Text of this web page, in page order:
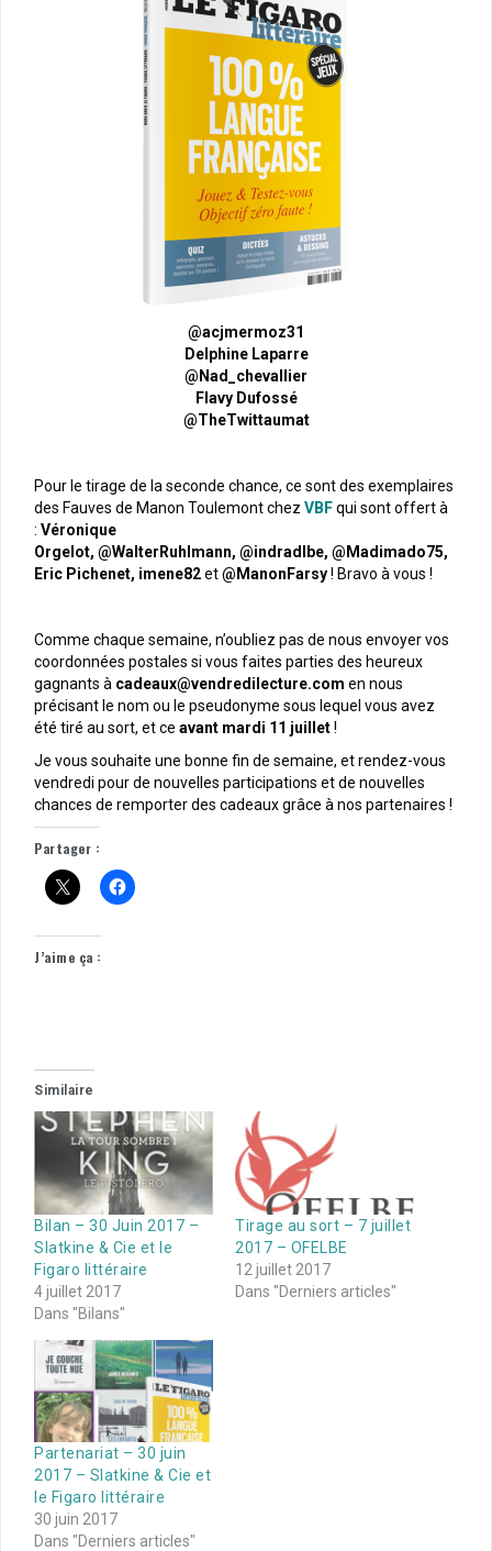
@acjmermoz31
Delphine Laparre
@Nad_chevallier
Flavy Dufossé
@TheTwittaumat
Pour le tirage de la seconde chance, ce sont des exemplaires
des Fauves de Manon Toulemont chez VBFqui sont offert à
: Véronique
Orgelot, @WalterRuhlmann, @indradlbe, @Madimado75,
Eric Pichenet, imene82et@ManonFarsy! Bravo à vous !
Comme chaque semaine, n’oubliez pas de nous envoyer vos
coordonnées postales si vous faites parties des heureux
gagnants à cadeaux@vendredilecture.com en nous
précisant le nom ou le pseudonyme sous lequel vous avez
été tiré au sort, et ce avant mardi 11 juillet!
Je vous souhaite une bonne fin de semaine, et rendez-vous
vendredi pour de nouvelles participations et de nouvelles
chances de remporter des cadeaux grâce à nos partenaires !
Partager :
J’aime ça :
Similaire
Bilan – 30 Juin 2017 –
Slatkine & Cie et le
Figaro littéraire
4 juillet 2017
Dans "Bilans"
Tirage au sort – 7 juillet
2017 – OFELBE
12 juillet 2017
Dans "Derniers articles"
Partenariat – 30 juin
2017 – Slatkine & Cie et
le Figaro littéraire
30 juin 2017
Dans "Derniers articles"